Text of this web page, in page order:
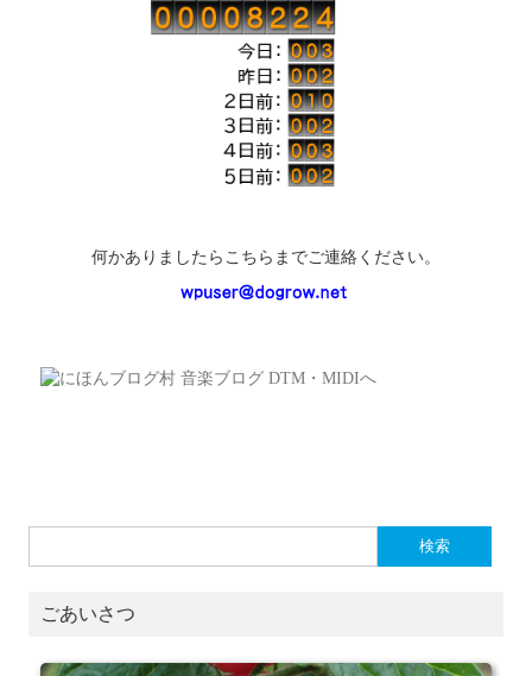
何かありましたらこちらまでご連絡ください。
索:
ごあいさつ